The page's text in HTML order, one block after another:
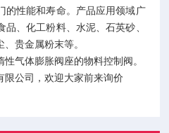
的性能和寿命。产品应用领域广
、化工粉料、水泥、石英砂、
贵金属粉末等。
气体膨胀阀座的物料控制阀。
限公司，欢迎大家前来询价